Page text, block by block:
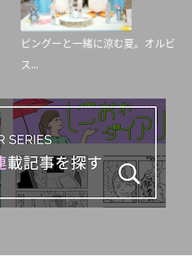
ピングーと一緒に涼む夏。オルビ
ス...